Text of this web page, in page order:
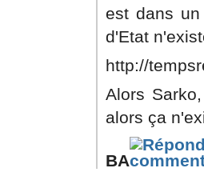
est dans
d'Etat
http://
Alors
alors ça
BA